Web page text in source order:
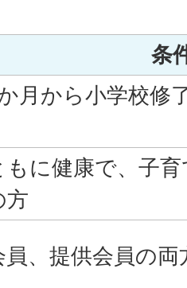
条
月から小学校修
もに健康で、子
方
員、提供会員の